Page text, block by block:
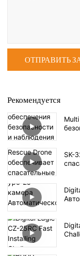
ОТПРАВИТЬ
Рекомендуется
SK-